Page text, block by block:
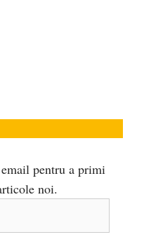
pentru a primi
noi.